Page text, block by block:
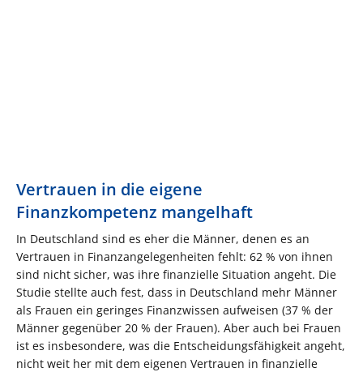
Vertrauen in die eigene
Finanzkompetenz mangelhaft
In Deutschland sind es eher die Männer, denen es an
Vertrauen in Finanzangelegenheiten fehlt: 62 % von ihnen
sind nicht sicher, was ihre finanzielle Situation angeht. Die
Studie stellte auch fest, dass in Deutschland mehr Männer
als Frauen ein geringes Finanzwissen aufweisen (37 % der
Männer gegenüber 20 % der Frauen). Aber auch bei Frauen
ist es insbesondere, was die Entscheidungsfähigkeit angeht,
nicht weit her mit dem eigenen Vertrauen in finanzielle